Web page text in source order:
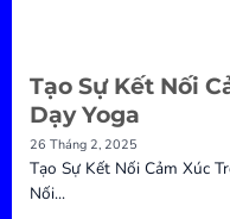
Tạo Sự Kết Nối
Dạy Yoga
26 Tháng 2, 2025
Tạo Sự Kết Nối Cảm Xúc
Nối...